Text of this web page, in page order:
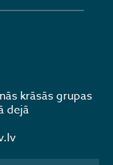
krāsās grupas
dejā